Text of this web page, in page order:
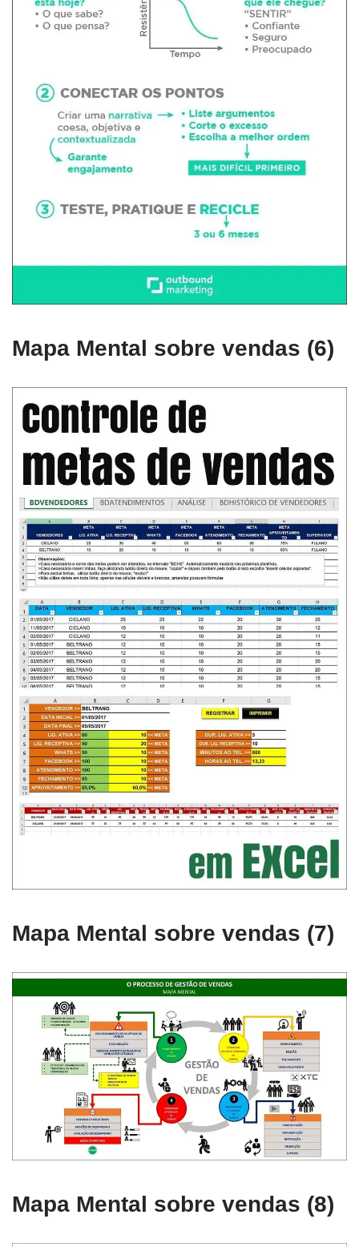
Mapa Mental sobre vendas (6)
Mapa Mental sobre vendas (7)
Mapa Mental sobre vendas (8)